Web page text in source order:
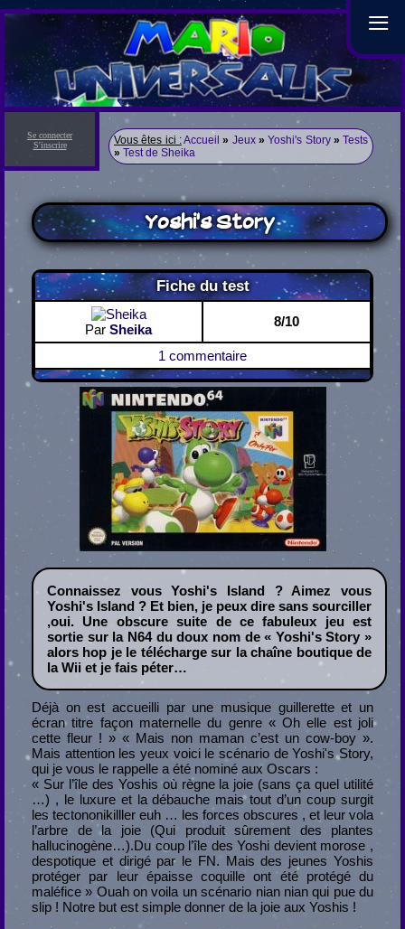
≡
Se connecter
S'inscrire
Vous êtes ici :Accueil » Jeux » Yoshi's Story » Tests
» Test de Sheika
Yoshi's Story
Fiche du test
Par Sheika
8/10
1 commentaire
Connaissez vous Yoshi's Island ? Aimez vous
Yoshi's Island ? Et bien, je peux dire sans sourciller
,oui. Une obscure suite de ce fabuleux jeu est
sortie sur la N64 du doux nom de « Yoshi's Story »
alors hop je le télécharge sur la chaîne boutique de
la Wii et je fais péter…
Déjà on est accueilli par une musique guillerette et un
écran titre façon maternelle du genre « Oh elle est joli
cette fleur ! » « Mais non maman c’est un cow-boy ».
Mais attention les yeux voici le scénario de Yoshi's Story,
qui je vous le rappelle a été nominé aux Oscars :
« Sur l’île des Yoshis où règne la joie (sans ça quel utilité
…) , le luxure et la débauche mais tout d’un coup surgit
les tectononikilller euh … les forces obscures , et leur vola
l’arbre de la joie (Qui produit sûrement des plantes
hallucinogène…).Du coup l’île des Yoshi devient morose ,
despotique et dirigé par le FN. Mais des jeunes Yoshis
protéger par leur épaisse coquille ont été protégé du
maléfice » Ouah on voila un scénario nian nian qui pue du
slip ! Notre but est simple donner de la joie aux Yoshis !